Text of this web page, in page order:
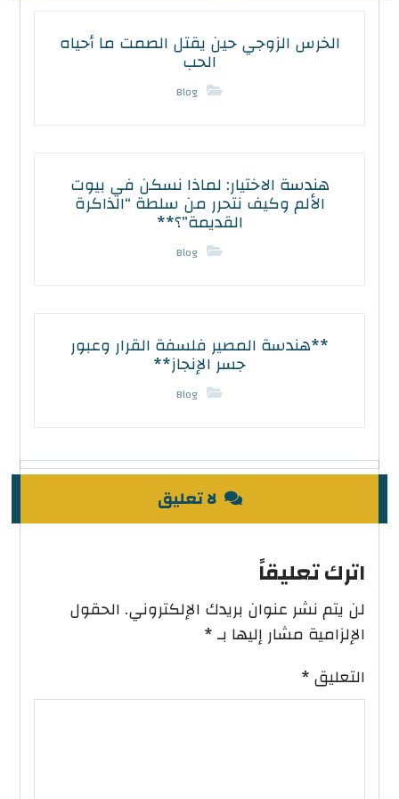
الخرس الزوجي حين يقتل الصمت ما أحياه
الحب
Blog
هندسة الاختيار: لماذا نسكن في بيوت
الألم وكيف نتحرر من سلطة “الذاكرة
القديمة”؟**
Blog
**هندسة المصير فلسفة القرار وعبور
جسر الإنجاز**
Blog
لا تعليق
اترك تعليقاً
لن يتم نشر عنوان بريدك الإلكتروني. الحقول
الإلزامية مشار إليها بـ*
التعليق*